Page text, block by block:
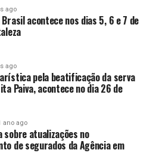
ago
acontece nos dias 5, 6 e 7 de
ago
pela beatificação da serva
Paiva, acontece no dia 26 de
ano ago
sobre atualizações no
de segurados da Agência em